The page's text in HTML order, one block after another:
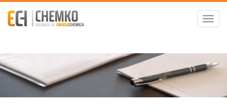
Skočiť
na
hlavný